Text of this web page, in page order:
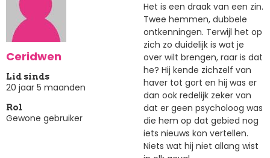
Ceridwen
Lid sinds
20 jaar 5 maanden
Rol
Gewone gebruiker
Het is een draak van een zin.
Twee hemmen, dubbele
ontkenningen. Terwijl het op
zich zo duidelijk is wat je
over wilt brengen, raar is dat
he? Hij kende zichzelf van
haver tot gort en hij was er
dan ook redelijk zeker van
dat er geen psycholoog was
die hem op dat gebied nog
iets nieuws kon vertellen.
Niets wat hij niet allang wist